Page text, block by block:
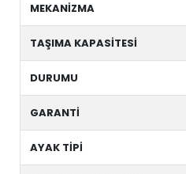
MEKANİZMA
TAŞIMA KAPASİTESİ
DURUMU
GARANTİ
AYAK TİPİ